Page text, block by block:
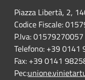
Piazza Libertà, 2,
Codice Fiscale:
P.Iva: 01579270057
Telefono: +39 0141
Fax: +39 0141
Pec: